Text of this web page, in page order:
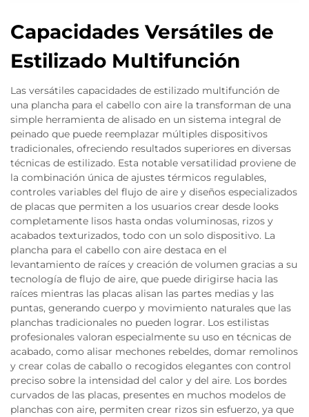
Capacidades Versátiles de
Estilizado Multifunción
Las versátiles capacidades de estilizado multifunción de
una plancha para el cabello con aire la transforman de una
simple herramienta de alisado en un sistema integral de
peinado que puede reemplazar múltiples dispositivos
tradicionales, ofreciendo resultados superiores en diversas
técnicas de estilizado. Esta notable versatilidad proviene de
la combinación única de ajustes térmicos regulables,
controles variables del flujo de aire y diseños especializados
de placas que permiten a los usuarios crear desde looks
completamente lisos hasta ondas voluminosas, rizos y
acabados texturizados, todo con un solo dispositivo. La
plancha para el cabello con aire destaca en el
levantamiento de raíces y creación de volumen gracias a su
tecnología de flujo de aire, que puede dirigirse hacia las
raíces mientras las placas alisan las partes medias y las
puntas, generando cuerpo y movimiento naturales que las
planchas tradicionales no pueden lograr. Los estilistas
profesionales valoran especialmente su uso en técnicas de
acabado, como alisar mechones rebeldes, domar remolinos
y crear colas de caballo o recogidos elegantes con control
preciso sobre la intensidad del calor y del aire. Los bordes
curvados de las placas, presentes en muchos modelos de
planchas con aire, permiten crear rizos sin esfuerzo, ya que